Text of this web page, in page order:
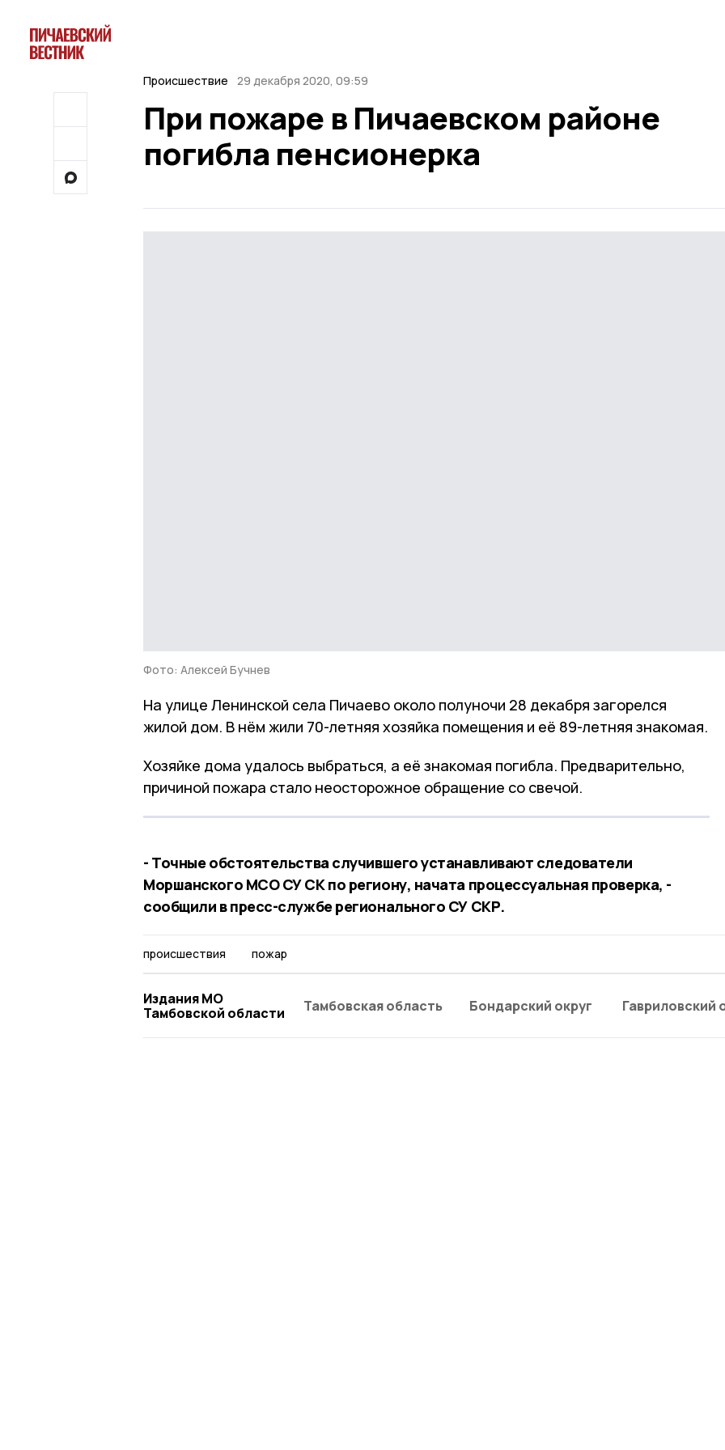
Происшествие 29 декабря 2020, 09:59
При пожаре в Пичаевском районе
погибла пенсионерка
Фото: Алексей Бучнев
На улице Ленинской села Пичаево около полуночи 28 декабря загорелся
жилой дом. В нём жили 70-летняя хозяйка помещения и её 89-летняя знакомая.
Хозяйке дома удалось выбраться, а её знакомая погибла. Предварительно,
причиной пожара стало неосторожное обращение со свечой.
- Точные обстоятельства случившего устанавливают следователи
Моршанского МСО СУ СК по региону, начата процессуальная проверка, -
сообщили в пресс-службе регионального СУ СКР.
происшествия пожар
Издания МО
Тамбовской области
Тамбовская область Бондарский округ Гавриловский